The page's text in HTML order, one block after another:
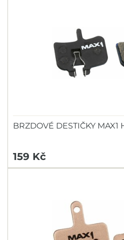
BRZDOVÉ DESTIČKY MAX1
159 Kč